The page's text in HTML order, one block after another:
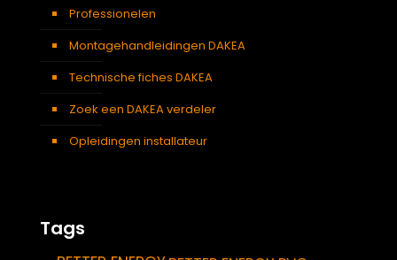
Professionelen
Montagehandleidingen DAKEA
Technische fiches DAKEA
Zoek een DAKEA verdeler
Opleidingen installateur
Tags